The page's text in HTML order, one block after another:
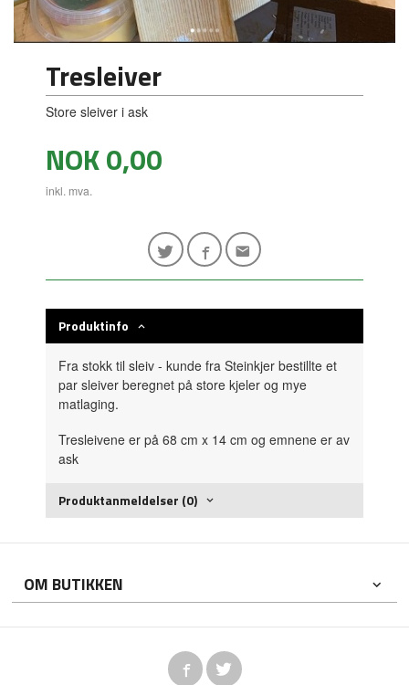
Tresleiver
Store sleiver i ask
Pris
NOK0,00
inkl. mva.
Produktinfo
Fra stokk til sleiv - kunde fra Steinkjer bestillte et
par sleiver beregnet på store kjeler og mye
matlaging.
Tresleivene er på 68 cm x 14 cm og emnene er av
ask
Produktanmeldelser (0)
OM BUTIKKEN